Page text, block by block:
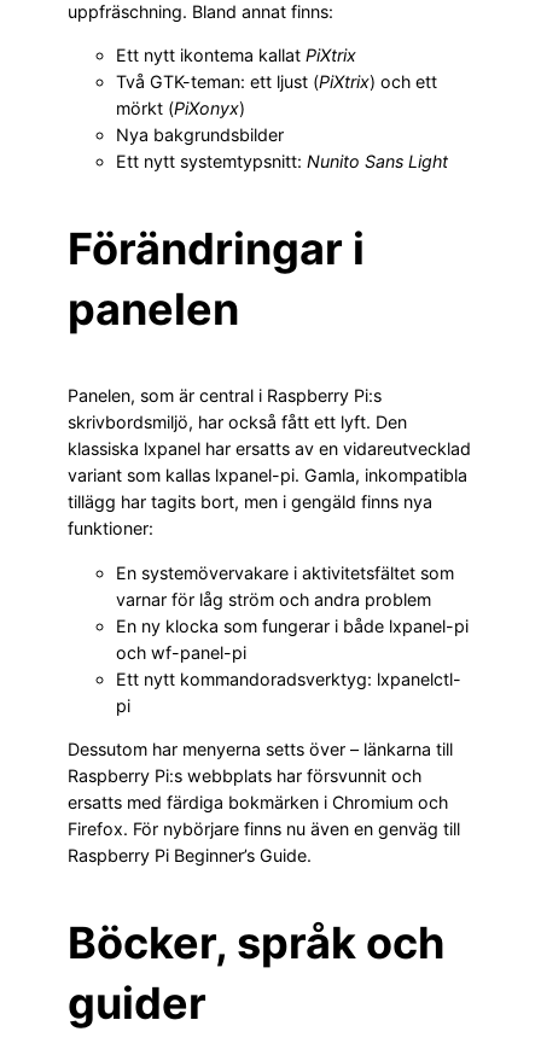
uppfräschning. Bland annat finns:
Ett nytt ikontema kallat PiXtrix
Två GTK-teman: ett ljust (PiXtrix) och ett
mörkt (PiXonyx)
Nya bakgrundsbilder
Ett nytt systemtypsnitt: Nunito Sans Light
Förändringar i
panelen
Panelen, som är central i Raspberry Pi:s
skrivbordsmiljö, har också fått ett lyft. Den
klassiska lxpanel har ersatts av en vidareutvecklad
variant som kallas lxpanel-pi. Gamla, inkompatibla
tillägg har tagits bort, men i gengäld finns nya
funktioner:
En systemövervakare i aktivitetsfältet som
varnar för låg ström och andra problem
En ny klocka som fungerar i både lxpanel-pi
och wf-panel-pi
Ett nytt kommandoradsverktyg: lxpanelctl-
pi
Dessutom har menyerna setts över – länkarna till
Raspberry Pi:s webbplats har försvunnit och
ersatts med färdiga bokmärken i Chromium och
Firefox. För nybörjare finns nu även en genväg till
Raspberry Pi Beginner’s Guide.
Böcker, språk och
guider